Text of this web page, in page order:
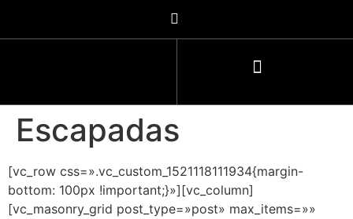
Escapadas
[vc_row css=».vc_custom_1521118111934{margin-
bottom: 100px !important;}»][vc_column]
[vc_masonry_grid post_type=»post» max_items=»»